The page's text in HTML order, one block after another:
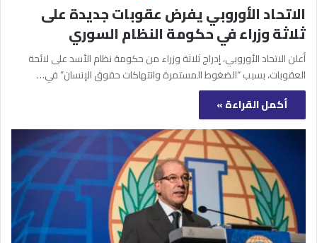
الاتحاد الأوروبي يفرض عقوبات جديدة على
ثلاثة وزراء في حكومة النظام السوري
أعلن الاتحاد الأوروبي، إدراج ثلاثة وزراء من حكومة نظام الأسد على لائحة
العقوبات، بسبب “الضغوط المستمرة وانتهاكات حقوق الإنسان” في…
أكمل القراءة »